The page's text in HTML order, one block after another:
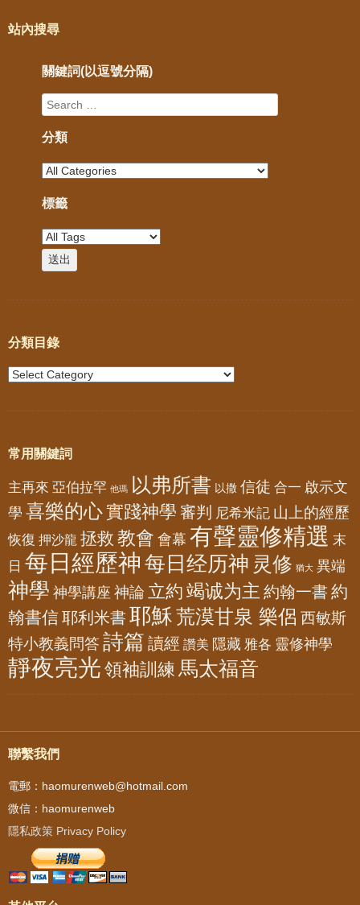
站內搜尋
關鍵詞(以逗號分隔)
分類
標籤
分類目錄
常用關鍵詞
主再來 亞伯拉罕 他瑪 以弗所書 以撒 信徒 合一 啟示文
學 喜樂的心實踐神學 審判 尼希米記 山上的經歷
恢復 押沙龍 拯救 教會 會幕 有聲靈修精選 末
日 每日經歷神 每日经历神 灵修 猶大 異端
神學 神學講座 神論 立約 竭诚为主 約翰一書 約
翰書信耶利米書 耶穌荒漠甘泉 樂侶 西敏斯
特小教義問答詩篇 讀經 讚美 隱藏 雅各 靈修神學
靜夜亮光 領袖訓練 馬太福音
聯繫我們
電郵：haomurenweb@hotmail.com
微信：haomurenweb
隱私政策 Privacy Policy